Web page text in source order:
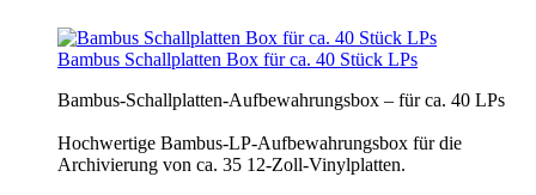
Bambus Schallplatten Box für ca. 40 Stück LPs
Bambus-Schallplatten-Aufbewahrungsbox – für ca. 40 LPs
Hochwertige Bambus-LP-Aufbewahrungsbox für die
Archivierung von ca. 35 12-Zoll-Vinylplatten.